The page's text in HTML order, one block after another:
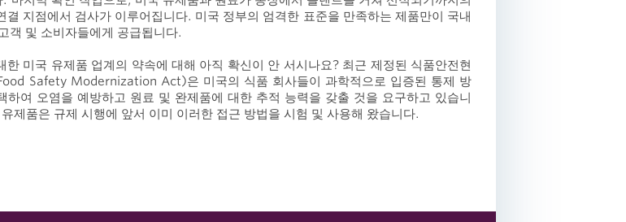
결 지점에서 검사가 이루어집니다. 미국 정부의 엄격한 표준을 만족하는 제품만이 국내
객 및 소비자들에게 공급됩니다.
한 미국 유제품 업계의 약속에 대해 아직 확신이 안 서시나요? 최근 제정된 식품안전현
Safety Modernization Act)은 미국의 식품 회사들이 과학적으로 입증된 통제 방
하여 오염을 예방하고 원료 및 완제품에 대한 추적 능력을 갖출 것을 요구하고 있습니
제품은 규제 시행에 앞서 이미 이러한 접근 방법을 시험 및 사용해 왔습니다.